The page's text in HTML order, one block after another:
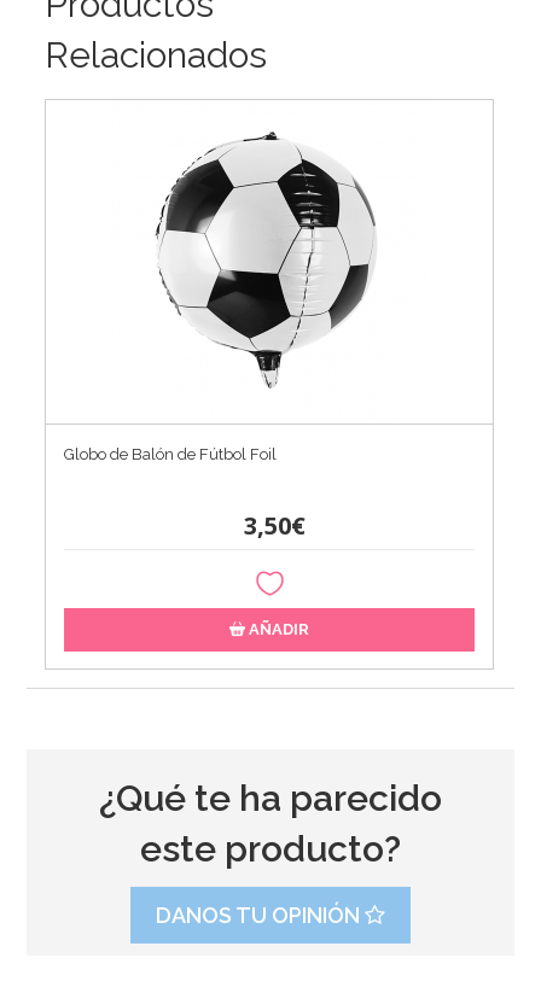
Relacionados
Globo de Balón de Fútbol Foil
3,50€
AÑADIR
¿Qué te ha parecido
este producto?
DANOS TU OPINIÓN